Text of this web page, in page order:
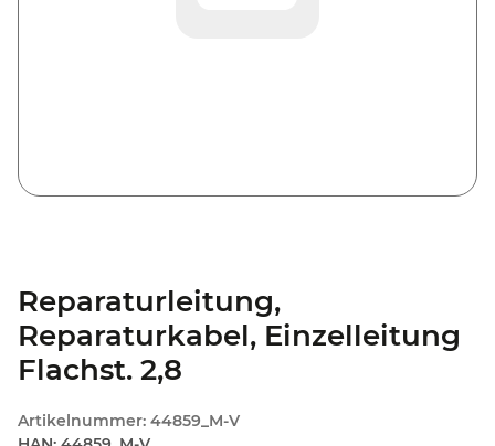
Reparaturleitung,
Reparaturkabel, Einzelleitung
Flachst. 2,8
Artikelnummer: 44859_M-V